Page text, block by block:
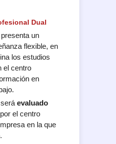
Dual
presenta un
flexible, en
los estudios
el centro
en
evaluado
el centro
en la que